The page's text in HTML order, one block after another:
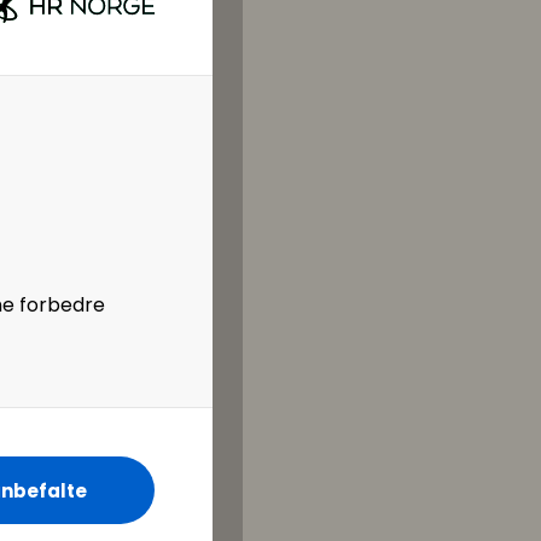
forbedre
endte det
til, før resultatet
at vi har
stor. Og ledere
opplevelser ikke
og for å få en
det vi var vitne
med litt andre
de står
inn i
parti, når man
fallhøyde for seg
om ledelse,
å bli enda mer